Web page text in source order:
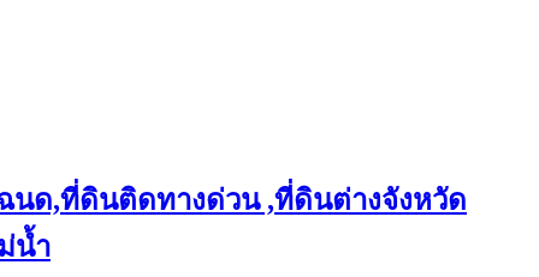
นด,ที่ดินติดทางด่วน ,ที่ดินต่างจังหวัด
น้ำ